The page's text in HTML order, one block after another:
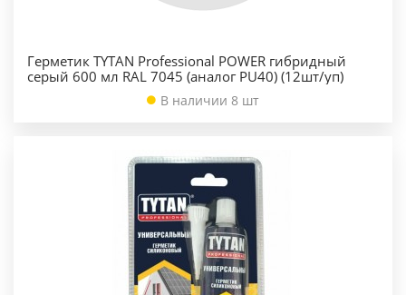
Герметик TYTAN Professional POWER гибридный
серый 600 мл RAL 7045 (аналог PU40) (12шт/уп)
В наличии 8 шт